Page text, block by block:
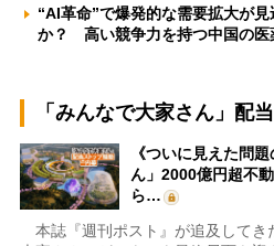
“AI革命”で爆発的な需要拡大が
か？ 高い競争力を持つ中国の
「みんなで大家さん」配
《ついに見えた問
ん」2000億円超不
ら…
本誌『週刊ポスト』が追及してき